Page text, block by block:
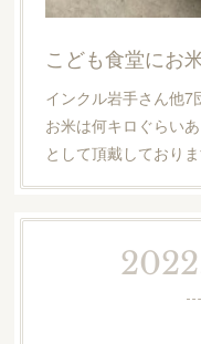
こども食堂にお
インクル岩手さん他7
お米は何キロぐらい
として頂戴しており